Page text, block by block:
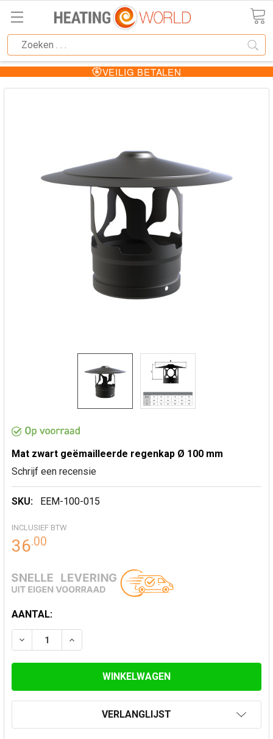
VEILIG BETALEN
Mat zwart geëmailleerde regenkap Ø 100 mm
Schrijf een recensie
SKU: EEM-100-015
INCLUSIEF BTW
36.00
HUIDIGE
VOORRAAD:
AANTAL:
VERLAAG AANTAL VAN MAT ZWART GEËMAILLEERDE
VERHOOG AANTAL VAN MAT ZWART
VERLANGLIJST